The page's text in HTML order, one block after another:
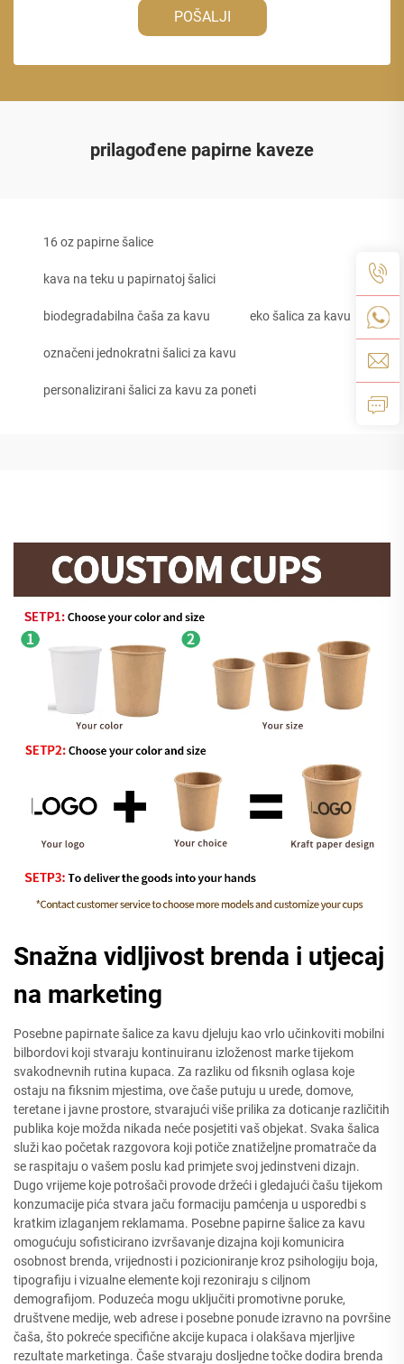
POŠALJI
prilagođene papirne kaveze
16 oz papirne šalice
kava na teku u papirnatoj šalici
biodegradabilna čaša za kavu eko šalica za kavu
označeni jednokratni šalici za kavu
personalizirani šalici za kavu za poneti
Snažna vidljivost brenda i utjecaj
na marketing
Posebne papirnate šalice za kavu djeluju kao vrlo učinkoviti mobilni
bilbordovi koji stvaraju kontinuiranu izloženost marke tijekom
svakodnevnih rutina kupaca. Za razliku od fiksnih oglasa koje
ostaju na fiksnim mjestima, ove čaše putuju u urede, domove,
teretane i javne prostore, stvarajući više prilika za doticanje različitih
publika koje možda nikada neće posjetiti vaš objekat. Svaka šalica
služi kao početak razgovora koji potiče znatiželjne promatrače da
se raspitaju o vašem poslu kad primjete svoj jedinstveni dizajn.
Dugo vrijeme koje potrošači provode držeći i gledajući čašu tijekom
konzumacije pića stvara jaču formaciju pamćenja u usporedbi s
kratkim izlaganjem reklamama. Posebne papirne šalice za kavu
omogućuju sofisticirano izvršavanje dizajna koji komunicira
osobnost brenda, vrijednosti i pozicioniranje kroz psihologiju boja,
tipografiju i vizualne elemente koji rezoniraju s ciljnom
demografijom. Poduzeća mogu uključiti promotivne poruke,
društvene medije, web adrese i posebne ponude izravno na površine
čaša, što pokreće specifične akcije kupaca i olakšava mjerljive
rezultate marketinga. Čaše stvaraju dosljedne točke dodira brenda